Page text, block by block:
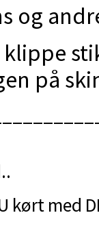
og
på
kørt med